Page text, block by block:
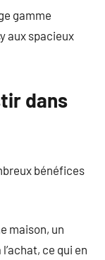
gamme
aux spacieux
dans
bénéfices
maison, un
ce qui en